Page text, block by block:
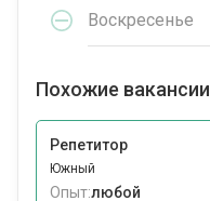
Воскресенье
Похожие вакансии
Репетитор
Южный
Опыт:любой